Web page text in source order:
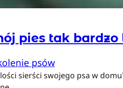
pies tak bardzo
psów
sierści swojego psa w